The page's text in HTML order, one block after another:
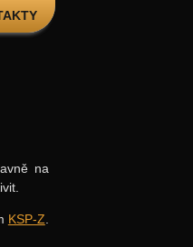
na
KSP-Z.